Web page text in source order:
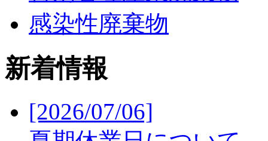
感染性廃棄物
新着情報
[2026/07/06]